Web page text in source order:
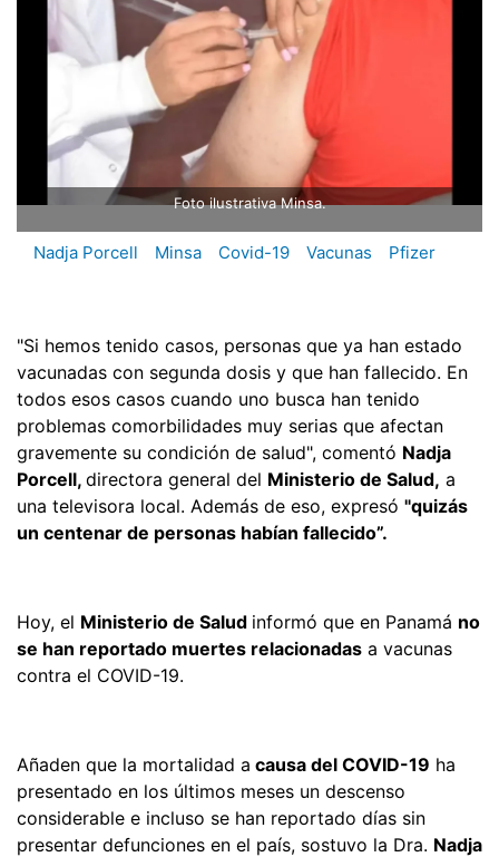
Foto ilustrativa Minsa.
Nadja Porcell Minsa Covid-19 Vacunas Pfizer
"Si hemos tenido casos, personas que ya han estado
vacunadas con segunda dosis y que han fallecido. En
todos esos casos cuando uno busca han tenido
problemas comorbilidades muy serias que afectan
gravemente su condición de salud", comentó Nadja
Porcell, directora general del Ministerio de Salud, a
una televisora local. Además de eso, expresó "quizás
un centenar de personas habían fallecido”.
Hoy, el Ministerio de Salud informó que en Panamá no
se han reportado muertes relacionadas a vacunas
contra el COVID-19.
Añaden que la mortalidad a causa del COVID-19 ha
presentado en los últimos meses un descenso
considerable e incluso se han reportado días sin
presentar defunciones en el país, sostuvo la Dra. Nadja